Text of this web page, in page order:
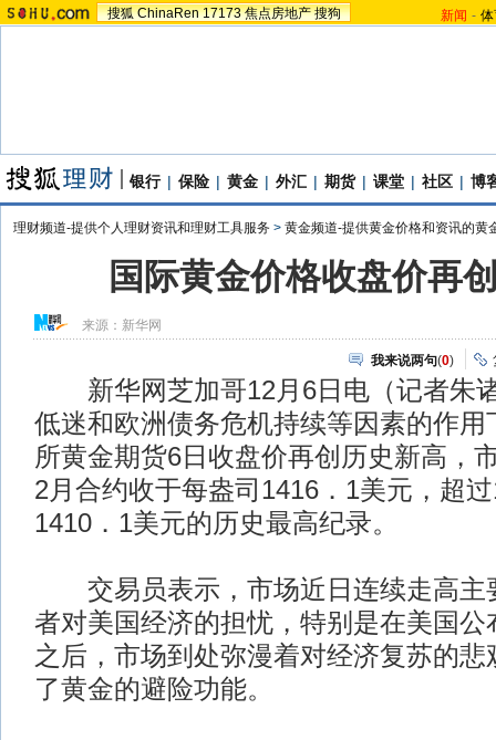
搜狐 ChinaRen 17173 焦点房地产 搜狗 新闻 -
银行 | 保险 | 黄金 | 外汇 | 期货 | 课堂 | 社区 | 博
理财频道-提供个人理财资讯和理财工具服务 > 黄金频道-提供黄金价格和资讯的黄
国际黄金价格收盘价再
来源： 新华网
我来说两句(0)
新华网芝加哥12月6日电（记者朱
低迷和欧洲债务危机持续等因素的作用
所黄金期货6日收盘价再创历史新高，
2月合约收于每盎司1416．1美元，超
1410．1美元的历史最高纪录。
交易员表示，市场近日连续走高主
者对美国经济的担忧，特别是在美国公
之后，市场到处弥漫着对经济复苏的
了黄金的避险功能。